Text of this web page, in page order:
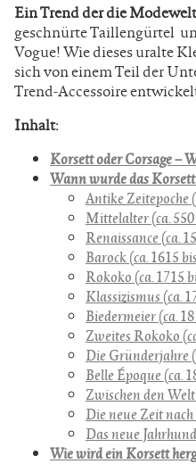
Ein Trend der die
geschnürte Taillengürtel
Vogue! Wie dieses uralte
sich von einem Teil der
Trend-Accessoire
Inhalt:
Korsett oder Corsage –
Wann wurde das
Antike Zeitepoche
Mittelalter (ca.
Renaissance (ca.
Barock (ca. 1615
Rokoko (ca. 1715
Klassizismus (ca.
Biedermeier (ca.
Zweites Rokoko
Die Gründerjahre
Belle Époque (ca.
Zwischen den
Die neue Zeit
Das neue
Wie wird ein Korsett